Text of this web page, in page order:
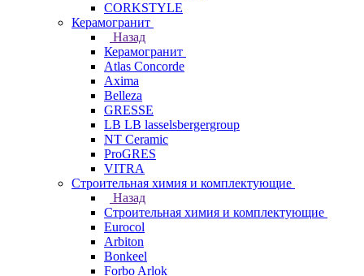
CORKSTYLE
Керамогранит
Назад
Керамогранит
Atlas Concorde
Axima
Belleza
GRESSE
LB LB lasselsbergergroup
NT Ceramic
ProGRES
VITRA
Строительная химия и комплектующие
Назад
Строительная химия и комплектующие
Eurocol
Arbiton
Bonkeel
Forbo Arlok